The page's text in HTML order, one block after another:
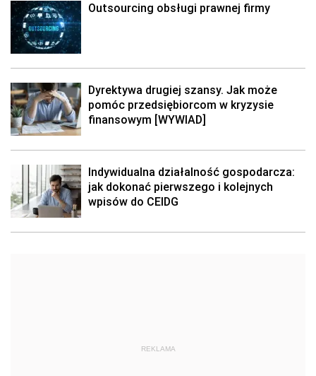
Outsourcing obsługi prawnej firmy
Dyrektywa drugiej szansy. Jak może
pomóc przedsiębiorcom w kryzysie
finansowym [WYWIAD]
Indywidualna działalność gospodarcza:
jak dokonać pierwszego i kolejnych
wpisów do CEIDG
REKLAMA